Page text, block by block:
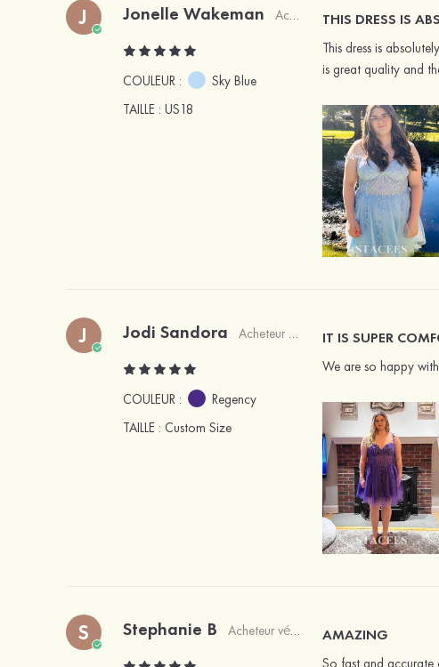
J Jonelle Wakeman Acheteur vérifié
COULEUR :
Sky Blue
TAILLE : US18
THIS DRESS IS
This dress is
is great quality and
J Jodi Sandora Acheteur vérifié
COULEUR :
Regency
TAILLE : Custom Size
IT IS SUPER
We are so happy
S Stephanie B Acheteur vérifié AMAZING
So fast and accurate